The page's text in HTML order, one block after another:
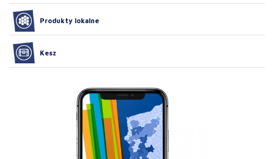
Produkty lokalne
Kesz